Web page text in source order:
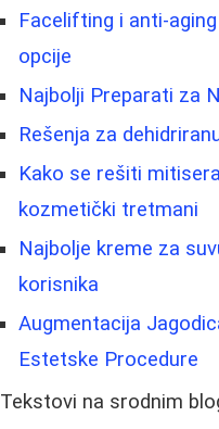
Facelifting i anti-
opcije
Najbolji Preparati za
Rešenja za
Kako se rešiti
kozmetički tretmani
Najbolje kreme za
korisnika
Augmentacija
Estetske Procedure
Tekstovi na srodnim